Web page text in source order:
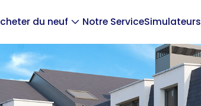
du neuf Notre ServiceSimulateurs